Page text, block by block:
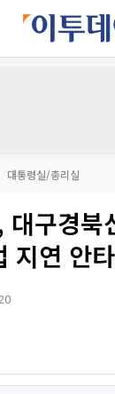
대통령실/총리실
구경북
연 안